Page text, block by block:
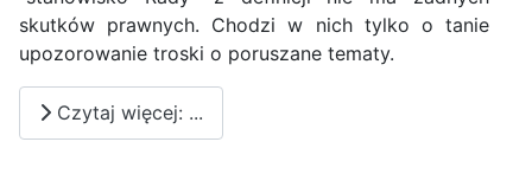
skutków prawnych. Chodzi w nich tylko o tanie
upozorowanie troski o poruszane tematy.
Czytaj więcej: ...